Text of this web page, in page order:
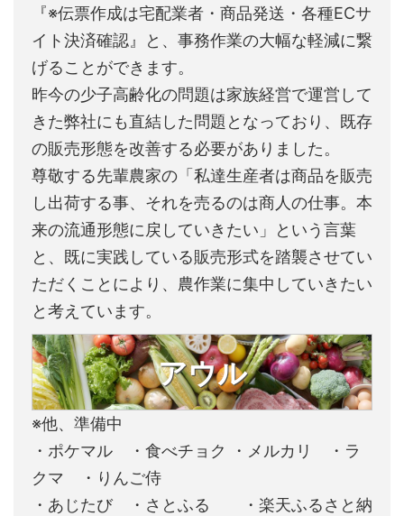
『※伝票作成は宅配業者・商品発送・各種ECサ
イト決済確認』と、事務作業の大幅な軽減に繋
げることができます。
昨今の少子高齢化の問題は家族経営で運営して
きた弊社にも直結した問題となっており、既存
の販売形態を改善する必要がありました。
尊敬する先輩農家の「私達生産者は商品を販売
し出荷する事、それを売るのは商人の仕事。本
来の流通形態に戻していきたい」という言葉
と、既に実践している販売形式を踏襲させてい
ただくことにより、農作業に集中していきたい
と考えています。
アウル
※他、準備中
・ポケマル ・食べチョク ・メルカリ ・ラ
クマ ・りんご侍
・あじたび ・さとふる ・楽天ふるさと納